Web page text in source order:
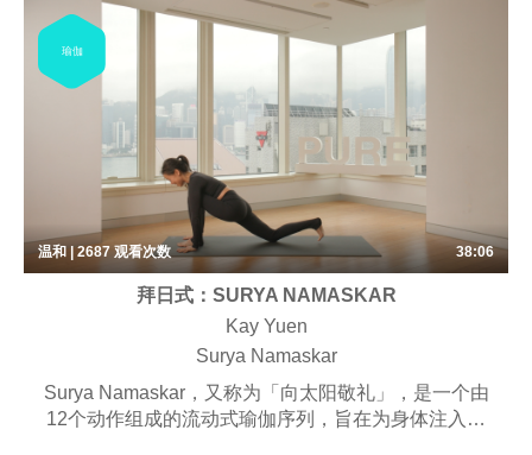
进入这两个姿势及其变化，并听取详细的指导，紧接着
进行对应的伸展动作，最后进入最终的放松状态。虽然
这些姿势可能具有挑战性，但它们可以为身心和情感健
康带来许多益处。
瑜伽
温和 | 2687 观看次数 38:06
拜日式：SURYA NAMASKAR
Kay Yuen
Surya Namaskar
Surya Namaskar，又称为「向太阳敬礼」，是一个由
12个动作组成的流动式瑜伽序列，旨在为身体注入能